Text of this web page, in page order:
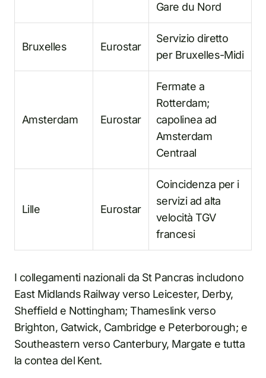
Gare du Nord
Bruxelles Eurostar
Servizio diretto
per Bruxelles-Midi
Amsterdam Eurostar
Fermate a
Rotterdam;
capolinea ad
Amsterdam
Centraal
Lille Eurostar
Coincidenza per i
servizi ad alta
velocità TGV
francesi
I collegamenti nazionali da St Pancras includono
East Midlands Railway verso Leicester, Derby,
Sheffield e Nottingham; Thameslink verso
Brighton, Gatwick, Cambridge e Peterborough; e
Southeastern verso Canterbury, Margate e tutta
la contea del Kent.